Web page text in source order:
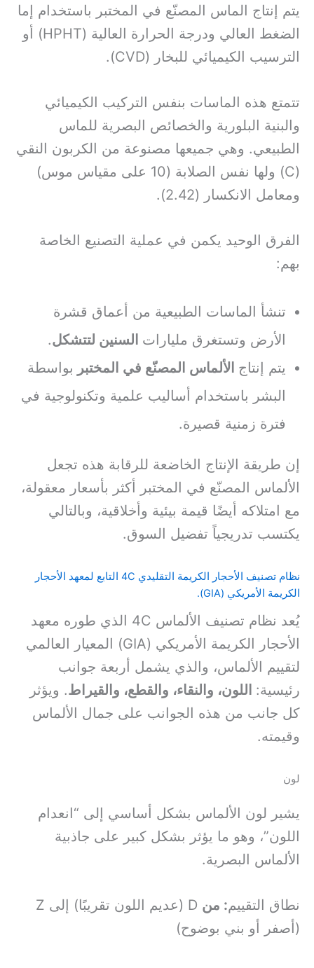
يتم إنتاج الماس المصنّع في المختبر باستخدام إما
الضغط العالي ودرجة الحرارة العالية (HPHT) أو
الترسيب الكيميائي للبخار (CVD).
تتمتع هذه الماسات بنفس التركيب الكيميائي
والبنية البلورية والخصائص البصرية للماس
الطبيعي. وهي جميعها مصنوعة من الكربون النقي
(C) ولها نفس الصلابة (10 على مقياس موس)
ومعامل الانكسار (2.42).
الفرق الوحيد يكمن في عملية التصنيع الخاصة
بهم:
تنشأ الماسات الطبيعية من أعماق قشرة
الأرض وتستغرق مليارات السنين لتتشكل.
يتم إنتاج الألماس المصنّع في المختبر بواسطة
البشر باستخدام أساليب علمية وتكنولوجية في
فترة زمنية قصيرة.
إن طريقة الإنتاج الخاضعة للرقابة هذه تجعل
الألماس المصنّع في المختبر أكثر بأسعار معقولة،
مع امتلاكه أيضًا قيمة بيئية وأخلاقية، وبالتالي
يكتسب تدريجياً تفضيل السوق.
نظام تصنيف الأحجار الكريمة التقليدي 4C التابع لمعهد الأحجار
الكريمة الأمريكي (GIA).
يُعد نظام تصنيف الألماس 4C الذي طوره معهد
الأحجار الكريمة الأمريكي (GIA) المعيار العالمي
لتقييم الألماس، والذي يشمل أربعة جوانب
رئيسية: اللون، والنقاء، والقطع، والقيراط. ويؤثر
كل جانب من هذه الجوانب على جمال الألماس
وقيمته.
لون
يشير لون الألماس بشكل أساسي إلى “انعدام
اللون”، وهو ما يؤثر بشكل كبير على جاذبية
الألماس البصرية.
نطاق التقييم: من
D (عديم اللون تقريبًا) إلى Z
(أصفر أو بني بوضوح)